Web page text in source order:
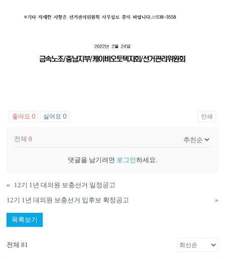
좋아요 0 싫어요 0 인쇄
전체0
댓글을 남기려면 로그인하세요.
«
12기 1년 대의원 보충선거 일정공고
12기 1년 대의원 보충선거 입후보 확정공고
»
목록보기
전체 81